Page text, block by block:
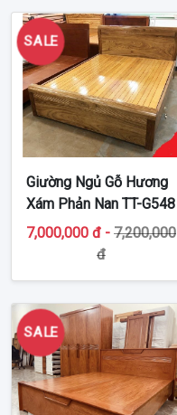
SALE
Giường Ngủ Gỗ Hương
Xám Phản Nan TT-G548
7,000,000 đ - 7,200,000
đ
SALE